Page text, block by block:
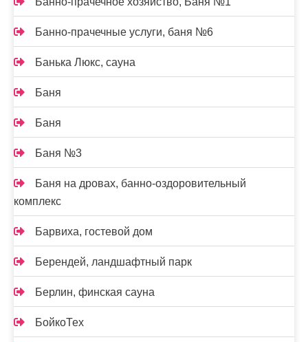
Банно-прачечные услуги, баня №6
Банька Люкс, сауна
Баня
Баня
Баня №3
Баня на дровах, банно-оздоровительный
комплекс
Барвиха, гостевой дом
Берендей, ландшафтный парк
Берлин, финская сауна
БойкоТех